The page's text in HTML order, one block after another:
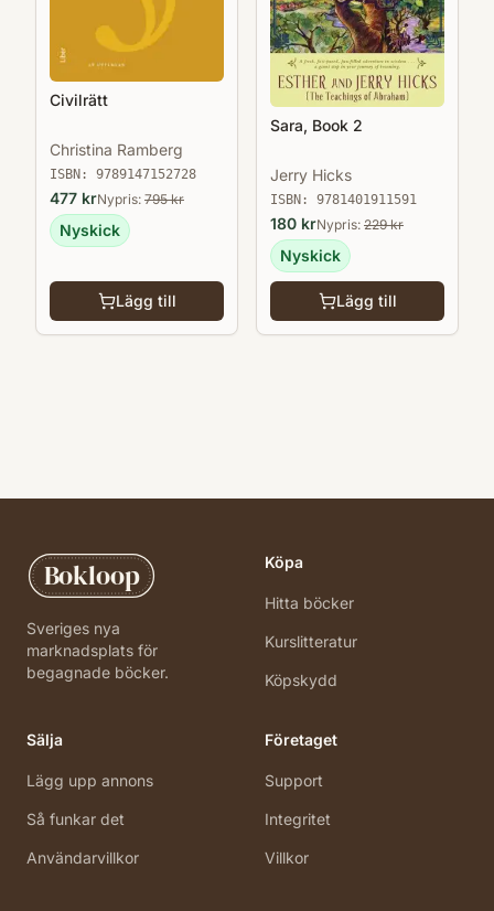
Civilrätt
Christina Ramberg
ISBN: 9789147152728
477 krNypris: 795kr
Nyskick
Lägg till
Sara, Book 2
Jerry Hicks
ISBN: 9781401911591
180 krNypris: 229kr
Nyskick
Lägg till
Bokloop
Sveriges nya
marknadsplats för
begagnade böcker.
Köpa
Hitta böcker
Kurslitteratur
Köpskydd
Sälja
Lägg upp annons
Så funkar det
Användarvillkor
Företaget
Support
Integritet
Villkor